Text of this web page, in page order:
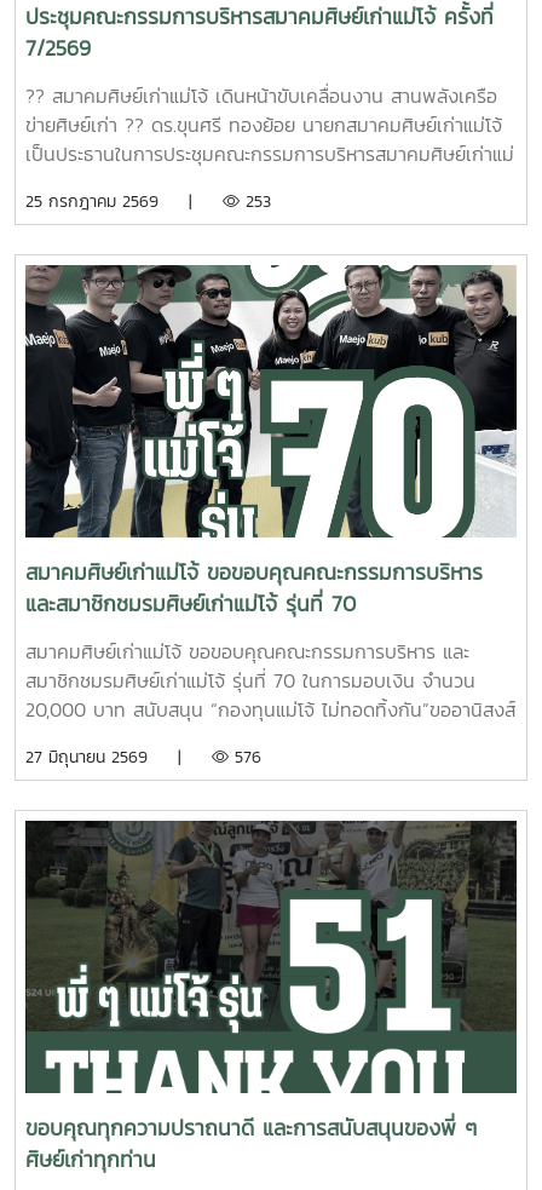
ประชุมคณะกรรมการบริหารสมาคมศิษย์เก่าแม่โจ้ ครั้งที่
7/2569
?? สมาคมศิษย์เก่าแม่โจ้ เดินหน้าขับเคลื่อนงาน สานพลังเครือ
ข่ายศิษย์เก่า ?? ดร.ขุนศรี ทองย้อย นายกสมาคมศิษย์เก่าแม่โจ้
เป็นประธานในการประชุมคณะกรรมการบริหารสมาคมศิษย์เก่าแม่
ดำเนินงานของสมาคมฯ ให้เป็นไปอย่างมีประสิทธิภาพ พร้อมทั้ง
การประชุมครั้งนี้สะท้อนถึงความมุ่งมั่นของคณะกรรมการบริหาร
สมาคมฯ ในการร่วมกันสร้างสรรค์กิจกรรมและโครงการที่เป็น
ประโยชน์ต่อ ศิษย์เก่า มหาวิทยาลัยแม่โจ้ และสังคม ตลอดจนสาน
ต่อสายสัมพันธ์แห่งความเป็น "ครอบครัวแม่โจ้" ให้แน่นแฟ้นและ
ยั่งยืน ?? เพราะพลังของศิษย์เก่า คือพลังสำคัญในการขับ
เคลื่อนแม่โจ้ให้ก้าวไปข้างหน้า #สมาคมศิษย์เก่าแม่โจ้ #MAA
#MaejoAlumniAssociation #ศิษย์เก่าแม่โจ้ #ครอบครัวแม่โจ้
#พลังศิษย์เก่า #ประชุมคณะกรรมการบริหารสมาคมศิษย์เก่าแม่
โจ้
25 กรกฎาคม 2569 | 253
สมาคมศิษย์เก่าแม่โจ้ ขอขอบคุณคณะกรรมการบริหาร
และสมาชิกชมรมศิษย์เก่าแม่โจ้ รุ่นที่ 70
สมาคมศิษย์เก่าแม่โจ้ ขอขอบคุณคณะกรรมการบริหาร และ
สมาชิกชมรมศิษย์เก่าแม่โจ้ รุ่นที่ 70 ในการมอบเงิน จำนวน
20,000 บาท สนับสนุน “กองทุนแม่โจ้ ไม่ทอดทิ้งกัน”ขออานิสงส์
ประสบแต่ความสุข ความเจริญ ปราศจากโรคภัยไข้เจ็บ และเจริญ
27 มิถุนายน 2569 | 576
ขอบคุณทุกความปราถนาดี และการสนับสนุนของพี่ ๆ
ศิษย์เก่าทุกท่าน